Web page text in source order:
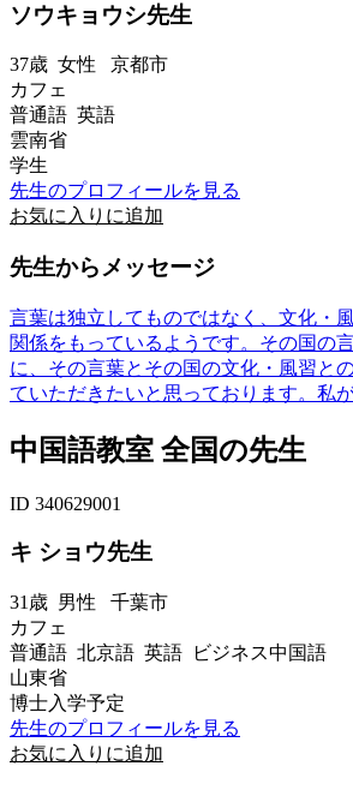
ソウキョウシ先生
37歳 女性 京都市
カフェ
普通語 英語
雲南省
学生
先生のプロフィールを見る
お気に入りに追加
先生からメッセージ
言葉は独立してものではなく、文化・
関係をもっているようです。その国の
に、その言葉とその国の文化・風習と
ていただきたいと思っております。私
中国語教室 全国の先生
ID 340629001
キ ショウ先生
31歳 男性 千葉市
カフェ
普通語 北京語 英語 ビジネス中国語
山東省
博士入学予定
先生のプロフィールを見る
お気に入りに追加